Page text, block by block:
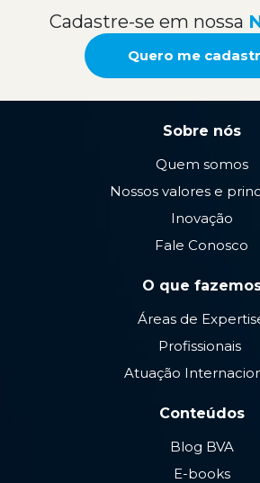
Cadastre-se em nossa
Quero me
Sobre nós
Quem somos
Nossos valores e
Inovação
Fale Conosco
O que
Áreas de
Profissionais
Atuação
Conteúdos
Blog BVA
E-books